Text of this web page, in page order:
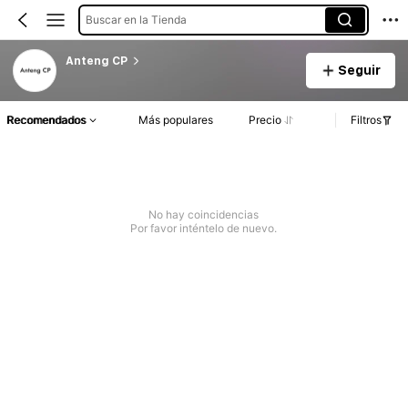
Buscar en la Tienda
Anteng CP
Seguir
Recomendados Más populares Precio Filtros
No hay coincidencias
Por favor inténtelo de nuevo.